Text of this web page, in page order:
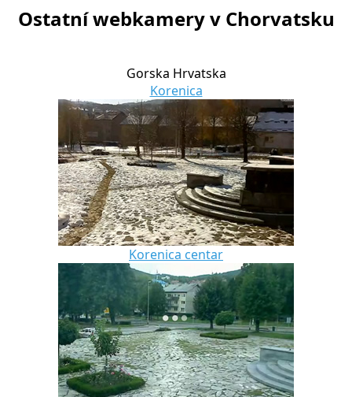
Ostatní webkamery v Chorvatsku
Gorska Hrvatska
Korenica
Korenica centar